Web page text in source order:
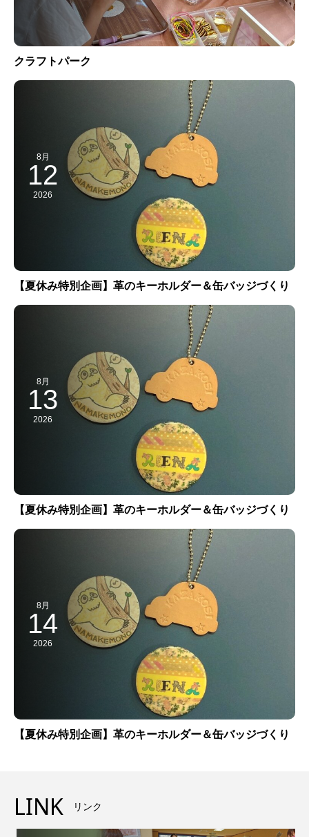
クラフトパーク
8月
12
2026
【夏休み特別企画】革のキーホルダー＆缶バッジづくり
8月
13
2026
【夏休み特別企画】革のキーホルダー＆缶バッジづくり
8月
14
2026
【夏休み特別企画】革のキーホルダー＆缶バッジづくり
LINK リンク